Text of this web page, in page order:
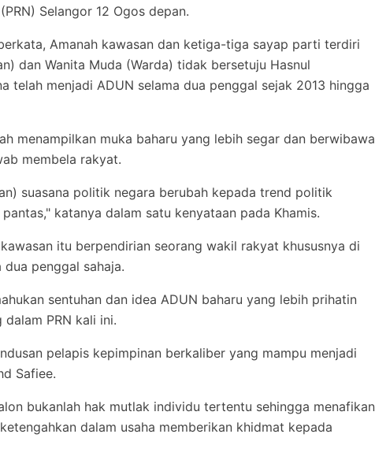
Selangor 12 Ogos depan.
Amanah kawasan dan ketiga-tiga sayap parti terdiri
dan Wanita Muda (Warda) tidak bersetuju Hasnul
telah menjadi ADUN selama dua penggal sejak 2013 hingga
menampilkan muka baharu yang lebih segar dan berwibawa
membela rakyat.
suasana politik negara berubah kepada trend politik
katanya dalam satu kenyataan pada Khamis.
itu berpendirian seorang wakil rakyat khususnya di
penggal sahaja.
sentuhan dan idea ADUN baharu yang lebih prihatin
PRN kali ini.
pelapis kepimpinan berkaliber yang mampu menjadi
Safiee.
bukanlah hak mutlak individu tertentu sehingga menafikan
dalam usaha memberikan khidmat kepada